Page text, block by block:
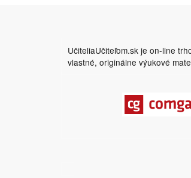
UčiteliaUčiteľom.sk je on-line
vlastné, originálne výukové